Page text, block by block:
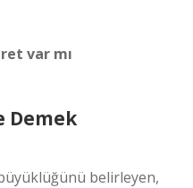
var mı
Demek
belirleyen,